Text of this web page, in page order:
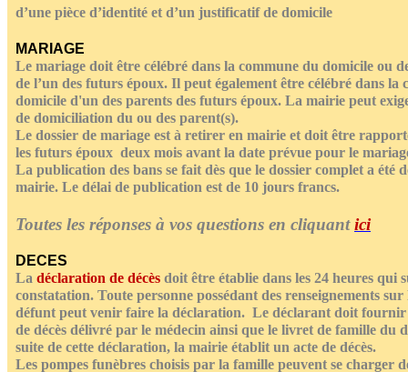
d’une pièce d’identité et d’un justificatif de domicile
MARIAGE
Le mariage doit être célébré dans la commune du domicile ou
de l’un des futurs époux. Il peut également être célébré dans la
domicile d'un des parents des futurs époux. La mairie peut
de domiciliation du ou des parent(s).
Le dossier de mariage est à retirer en mairie et doit être
les futurs époux deux mois avant la date prévue pour le
La publication des bans se fait dès que le dossier complet a été
mairie. Le délai de publication est de 10 jours francs.
Toutes les réponses à vos questions en cliquantici
DECES
La déclaration de décès doit être établie dans les 24 heures qui
constatation. Toute personne possédant des renseignements
défunt peut venir faire la déclaration. Le déclarant doit
de décès délivré par le médecin ainsi que le livret de famille du
suite de cette déclaration, la mairie établit un acte de décès.
Les pompes funèbres choisis par la famille peuvent se charger